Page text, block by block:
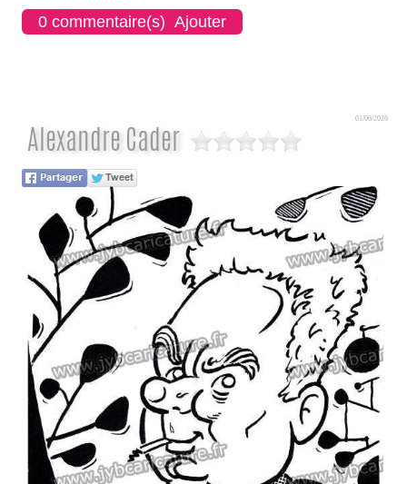
0 commentaire(s) Ajouter
Alexandre Cader
01/06/2026